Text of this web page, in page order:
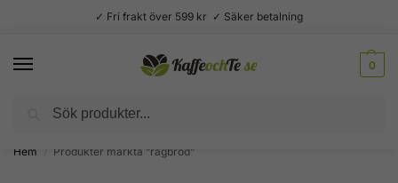
✓ Fri frakt över 599 kr ✓ Säker betalning
0
Välsmakande vardagslyx –
Hem Produkter märkta ”rågbröd”